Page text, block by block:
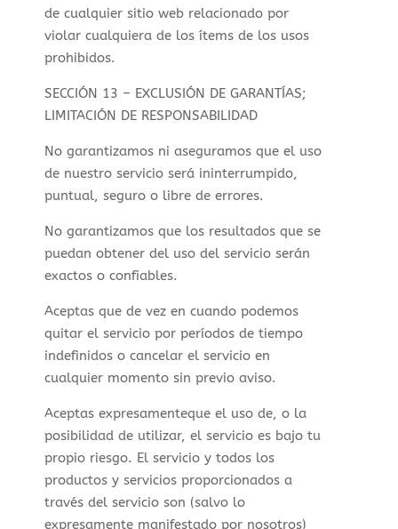
de cualquier sitio web relacionado por
violar cualquiera de los ítems de los usos
prohibidos.
SECCIÓN 13 – EXCLUSIÓN DE GARANTÍAS;
LIMITACIÓN DE RESPONSABILIDAD
No garantizamos ni aseguramos que el uso
de nuestro servicio será ininterrumpido,
puntual, seguro o libre de errores.
No garantizamos que los resultados que se
puedan obtener del uso del servicio serán
exactos o confiables.
Aceptas que de vez en cuando podemos
quitar el servicio por períodos de tiempo
indefinidos o cancelar el servicio en
cualquier momento sin previo aviso.
Aceptas expresamenteque el uso de, o la
posibilidad de utilizar, el servicio es bajo tu
propio riesgo. El servicio y todos los
productos y servicios proporcionados a
través del servicio son (salvo lo
expresamente manifestado por nosotros)